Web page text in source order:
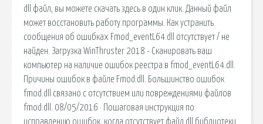
dll файл, вы можете скачать здесь в один клик. Данный файл
может восстановить работу программы. Как устранить
сообщения об ошибках Fmod_eventL64.dll отсутствует / не
найден. Загрузка WinThruster 2018 - Сканировать ваш
компьютер на наличие ошибок реестра в fmod_eventL64.dll.
Причины ошибок в файле Fmod.dll. Большинство ошибок
fmod.dll связано с отсутствием или повреждениями файлов
fmod.dll. 08/05/2016 · Пошаговая инструкция по
исправлению ошибок, когда отсутствует файл dll библиотеки